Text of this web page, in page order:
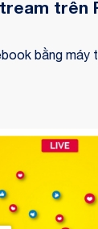
trên
bằng máy